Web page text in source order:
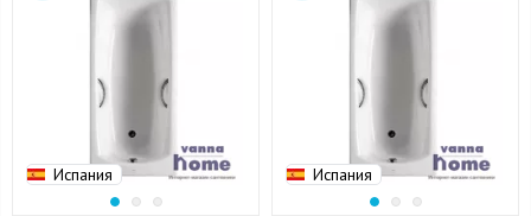
Испания Испания